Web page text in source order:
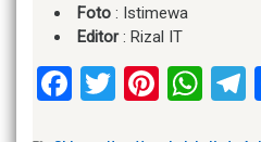
Foto : Istimewa
Editor: Rizal IT
Facebook
Twitter